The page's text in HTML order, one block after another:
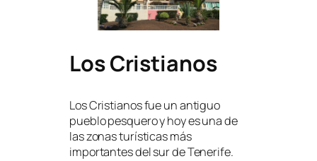
Los Cristianos
Los Cristianos fue un antiguo
pueblo pesquero y hoy es una de
las zonas turísticas más
importantes del sur de Tenerife.